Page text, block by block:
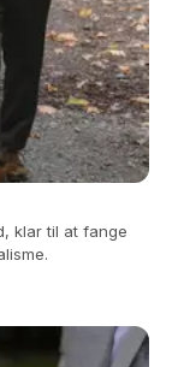
klar til at fange